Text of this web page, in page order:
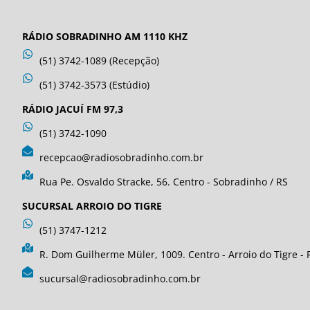
RÁDIO SOBRADINHO AM 1110 KHZ
(51) 3742-1089 (Recepção)
(51) 3742-3573 (Estúdio)
RÁDIO JACUÍ FM 97,3
(51) 3742-1090
recepcao@radiosobradinho.com.br
Rua Pe. Osvaldo Stracke, 56. Centro - Sobradinho / RS
SUCURSAL ARROIO DO TIGRE
(51) 3747-1212
R. Dom Guilherme Müler, 1009. Centro - Arroio do Tigre -
sucursal@radiosobradinho.com.br